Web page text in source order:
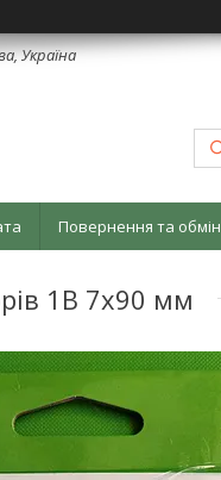
Україна
Повернення та обмін
1В 7х90 мм